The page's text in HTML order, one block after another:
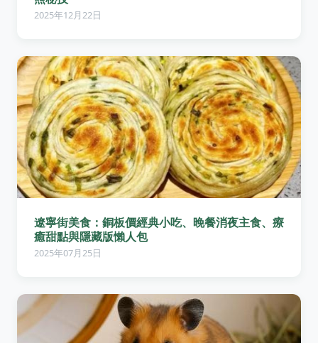
2025年12月22日
遼寧街美食：銅板價經典小吃、晚餐消夜主食、療
癒甜點與隱藏版懶人包
2025年07月25日